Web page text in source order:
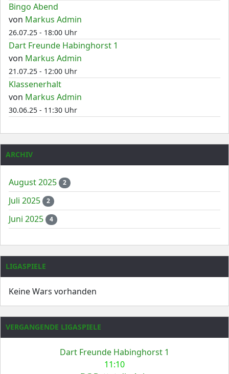
Bingo Abend
von Markus Admin
26.07.25 - 18:00 Uhr
Dart Freunde Habinghorst 1
von Markus Admin
21.07.25 - 12:00 Uhr
Klassenerhalt
von Markus Admin
30.06.25 - 11:30 Uhr
ARCHIV
August 2025 2
Juli 2025 2
Juni 2025 4
LIGASPIELE
Keine Wars vorhanden
VERGANGENDE LIGASPIELE
Dart Freunde Habinghorst 1
11:10